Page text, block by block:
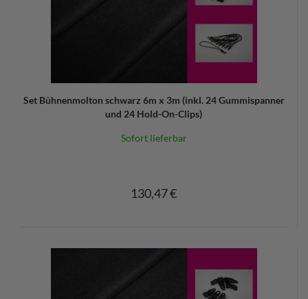
Set Bühnenmolton schwarz 6m x 3m (inkl. 24 Gummispanner
und 24 Hold-On-Clips)
Sofort lieferbar
130,47 €